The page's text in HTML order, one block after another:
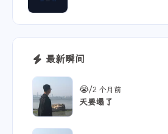
最新瞬间
😭/2 个月前
天要塌了